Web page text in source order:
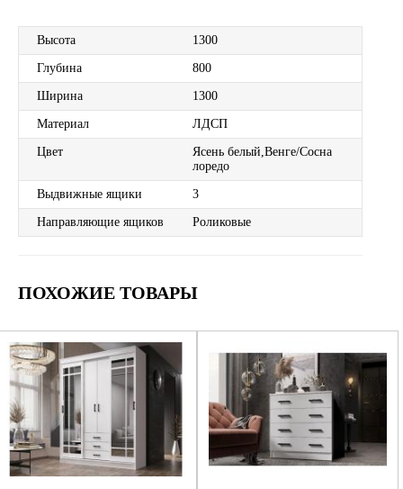
Высота 1300
Глубина 800
Ширина 1300
Материал ЛДСП
Цвет
Ясень белый,Венге/Сосна
лоредо
Выдвижные ящики 3
Направляющие ящиков Роликовые
ПОХОЖИЕ ТОВАРЫ